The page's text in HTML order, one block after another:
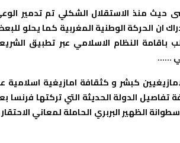
منذ الاستقلال الشكلي تم تدمير
ان الحركة الوطنية المغربية كما يحلو
النظام الاسلامي عبر تطبيق
……
كبشر و كثقافة امازيغية اسلامية
الان اي انها تعايشت مع كافة تفاصيل الدولة الحديثة التي تركتها فرنسا
الظهير البربري الحاملة لمعاني